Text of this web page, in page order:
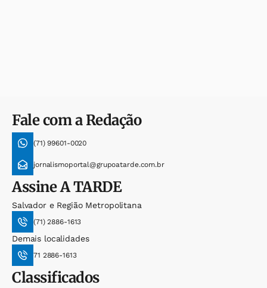
Fale com a Redação
(71) 99601-0020
jornalismoportal@grupoatarde.com.br
AssineA TARDE
Salvador e Região Metropolitana
(71) 2886-1613
Demais localidades
71 2886-1613
Classificados